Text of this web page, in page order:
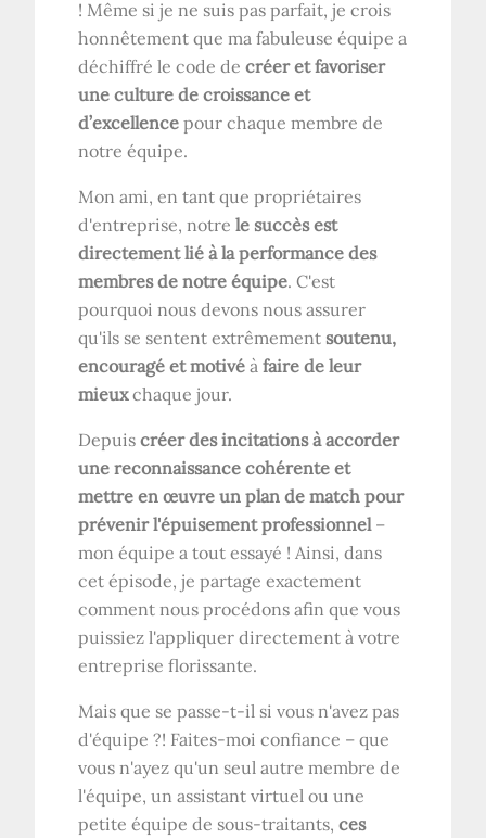
! Même si je ne suis pas parfait, je crois
honnêtement que ma fabuleuse équipe a
déchiffré le code de créer et favoriser
une culture de croissance et
d’excellencepour chaque membre de
notre équipe.
Mon ami, en tant que propriétaires
d'entreprise, notrele succès est
directement lié à la performance des
membres de notre équipe. C'est
pourquoi nous devons nous assurer
qu'ils se sentent extrêmement soutenu,
encouragé et motivé à faire de leur
mieuxchaque jour.
Depuiscréer des incitations à accorder
une reconnaissance cohérente et
mettre en œuvre un plan de match pour
prévenir l'épuisement professionnel–
mon équipe a tout essayé ! Ainsi, dans
cet épisode, je partage exactement
comment nous procédons afin que vous
puissiez l'appliquer directement à votre
entreprise florissante.
Mais que se passe-t-il si vous n'avez pas
d'équipe ?! Faites-moi confiance – que
vous n'ayez qu'un seul autre membre de
l'équipe, un assistant virtuel ou une
petite équipe de sous-traitants,ces